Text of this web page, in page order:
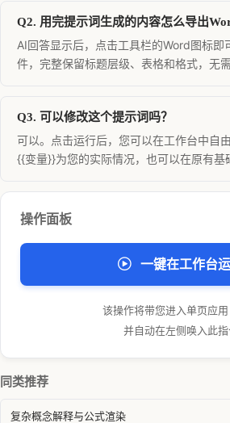
Q2. 用完提示词生成的内容怎么导出
AI回答显示后，点击工具栏的Word图标
件，完整保留标题层级、表格和格式，无
Q3. 可以修改这个提示词吗？
可以。点击运行后，您可以在工作台中自
{{变量}}为您的实际情况，也可以在原有基
操作面板
一键在工作台
该操作将带您进入单页应
并自动在左侧唤入此
同类推荐
复杂概念解释与公式渲染